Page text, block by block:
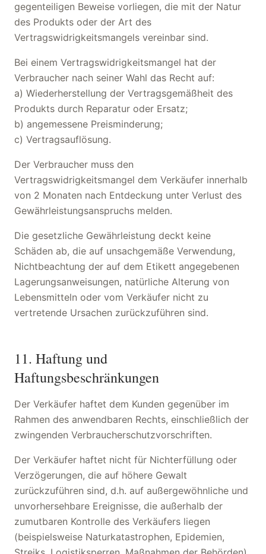
gegenteiligen Beweise vorliegen, die mit der Natur
des Produkts oder der Art des
Vertragswidrigkeitsmangels vereinbar sind.
Bei einem Vertragswidrigkeitsmangel hat der
Verbraucher nach seiner Wahl das Recht auf:
a) Wiederherstellung der Vertragsgemäßheit des
Produkts durch Reparatur oder Ersatz;
b) angemessene Preisminderung;
c) Vertragsauflösung.
Der Verbraucher muss den
Vertragswidrigkeitsmangel dem Verkäufer innerhalb
von 2 Monaten nach Entdeckung unter Verlust des
Gewährleistungsanspruchs melden.
Die gesetzliche Gewährleistung deckt keine
Schäden ab, die auf unsachgemäße Verwendung,
Nichtbeachtung der auf dem Etikett angegebenen
Lagerungsanweisungen, natürliche Alterung von
Lebensmitteln oder vom Verkäufer nicht zu
vertretende Ursachen zurückzuführen sind.
11. Haftung und
Haftungsbeschränkungen
Der Verkäufer haftet dem Kunden gegenüber im
Rahmen des anwendbaren Rechts, einschließlich der
zwingenden Verbraucherschutzvorschriften.
Der Verkäufer haftet nicht für Nichterfüllung oder
Verzögerungen, die auf höhere Gewalt
zurückzuführen sind, d.h. auf außergewöhnliche und
unvorhersehbare Ereignisse, die außerhalb der
zumutbaren Kontrolle des Verkäufers liegen
(beispielsweise Naturkatastrophen, Epidemien,